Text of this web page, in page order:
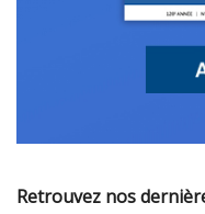
Retrouvez nos